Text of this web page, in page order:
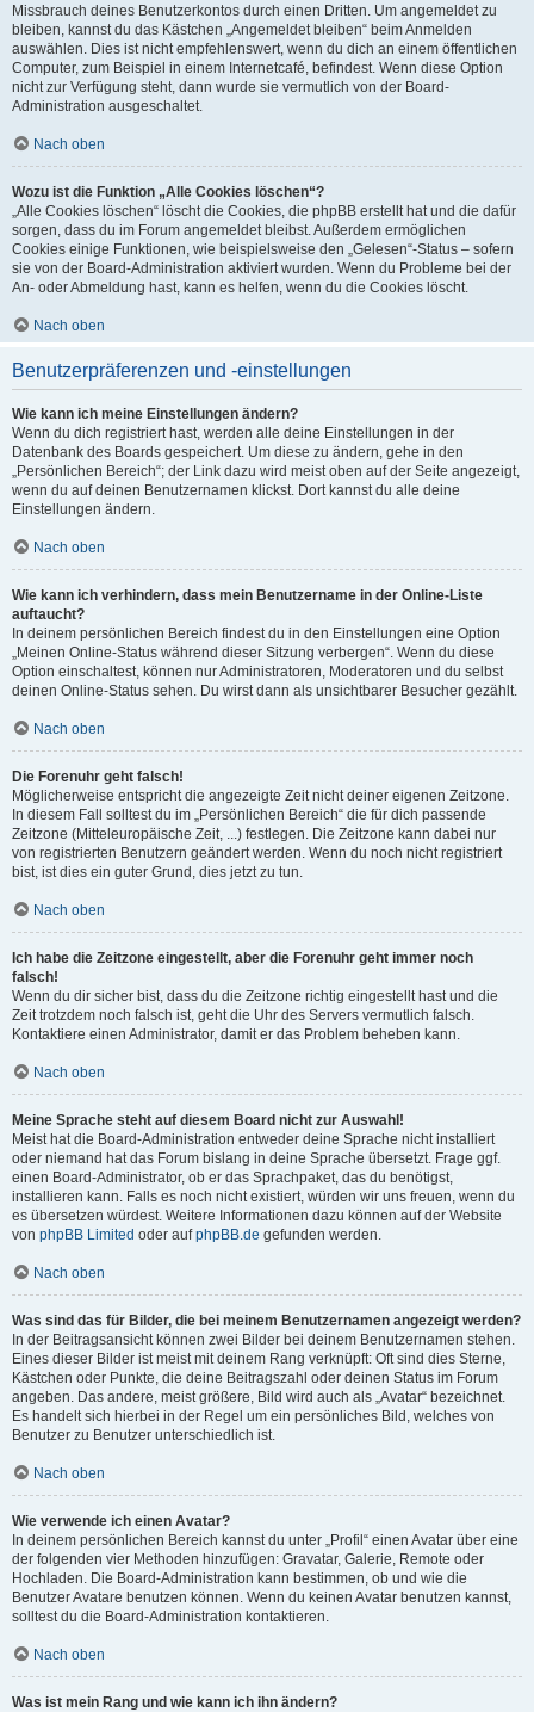
Missbrauch deines Benutzerkontos durch einen Dritten. Um angemeldet zu
bleiben, kannst du das Kästchen „Angemeldet bleiben“ beim Anmelden
auswählen. Dies ist nicht empfehlenswert, wenn du dich an einem öffentlichen
Computer, zum Beispiel in einem Internetcafé, befindest. Wenn diese Option
nicht zur Verfügung steht, dann wurde sie vermutlich von der Board-
Administration ausgeschaltet.
Nach oben
Wozu ist die Funktion „Alle Cookies löschen“?
„Alle Cookies löschen“ löscht die Cookies, die phpBB erstellt hat und die dafür
sorgen, dass du im Forum angemeldet bleibst. Außerdem ermöglichen
Cookies einige Funktionen, wie beispielsweise den „Gelesen“-Status – sofern
sie von der Board-Administration aktiviert wurden. Wenn du Probleme bei der
An- oder Abmeldung hast, kann es helfen, wenn du die Cookies löscht.
Nach oben
Benutzerpräferenzen und -einstellungen
Wie kann ich meine Einstellungen ändern?
Wenn du dich registriert hast, werden alle deine Einstellungen in der
Datenbank des Boards gespeichert. Um diese zu ändern, gehe in den
„Persönlichen Bereich“; der Link dazu wird meist oben auf der Seite angezeigt,
wenn du auf deinen Benutzernamen klickst. Dort kannst du alle deine
Einstellungen ändern.
Nach oben
Wie kann ich verhindern, dass mein Benutzername in der Online-Liste
auftaucht?
In deinem persönlichen Bereich findest du in den Einstellungen eine Option
„Meinen Online-Status während dieser Sitzung verbergen“. Wenn du diese
Option einschaltest, können nur Administratoren, Moderatoren und du selbst
deinen Online-Status sehen. Du wirst dann als unsichtbarer Besucher gezählt.
Nach oben
Die Forenuhr geht falsch!
Möglicherweise entspricht die angezeigte Zeit nicht deiner eigenen Zeitzone.
In diesem Fall solltest du im „Persönlichen Bereich“ die für dich passende
Zeitzone (Mitteleuropäische Zeit, ...) festlegen. Die Zeitzone kann dabei nur
von registrierten Benutzern geändert werden. Wenn du noch nicht registriert
bist, ist dies ein guter Grund, dies jetzt zu tun.
Nach oben
Ich habe die Zeitzone eingestellt, aber die Forenuhr geht immer noch
falsch!
Wenn du dir sicher bist, dass du die Zeitzone richtig eingestellt hast und die
Zeit trotzdem noch falsch ist, geht die Uhr des Servers vermutlich falsch.
Kontaktiere einen Administrator, damit er das Problem beheben kann.
Nach oben
Meine Sprache steht auf diesem Board nicht zur Auswahl!
Meist hat die Board-Administration entweder deine Sprache nicht installiert
oder niemand hat das Forum bislang in deine Sprache übersetzt. Frage ggf.
einen Board-Administrator, ob er das Sprachpaket, das du benötigst,
installieren kann. Falls es noch nicht existiert, würden wir uns freuen, wenn du
es übersetzen würdest. Weitere Informationen dazu können auf der Website
von phpBB Limited oder aufphpBB.de gefunden werden.
Nach oben
Was sind das für Bilder, die bei meinem Benutzernamen angezeigt werden?
In der Beitragsansicht können zwei Bilder bei deinem Benutzernamen stehen.
Eines dieser Bilder ist meist mit deinem Rang verknüpft: Oft sind dies Sterne,
Kästchen oder Punkte, die deine Beitragszahl oder deinen Status im Forum
angeben. Das andere, meist größere, Bild wird auch als „Avatar“ bezeichnet.
Es handelt sich hierbei in der Regel um ein persönliches Bild, welches von
Benutzer zu Benutzer unterschiedlich ist.
Nach oben
Wie verwende ich einen Avatar?
In deinem persönlichen Bereich kannst du unter „Profil“ einen Avatar über eine
der folgenden vier Methoden hinzufügen: Gravatar, Galerie, Remote oder
Hochladen. Die Board-Administration kann bestimmen, ob und wie die
Benutzer Avatare benutzen können. Wenn du keinen Avatar benutzen kannst,
solltest du die Board-Administration kontaktieren.
Nach oben
Was ist mein Rang und wie kann ich ihn ändern?